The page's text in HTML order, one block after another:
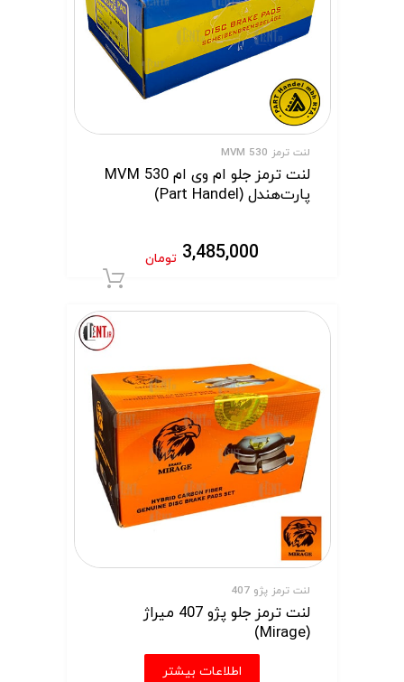
لنت ترمز MVM 530
لنت ترمز جلو ام وی ام MVM 530
پارت‌هندل (Part Handel)
3,485,000 تومان
لنت ترمز پژو 407
لنت ترمز جلو پژو 407 میراژ
(Mirage)
اطلاعات بیشتر